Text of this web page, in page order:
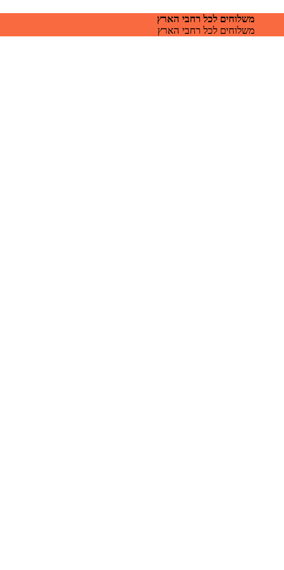
משלוחים לכל רחבי הארץ
משלוחים לכל רחבי הארץ